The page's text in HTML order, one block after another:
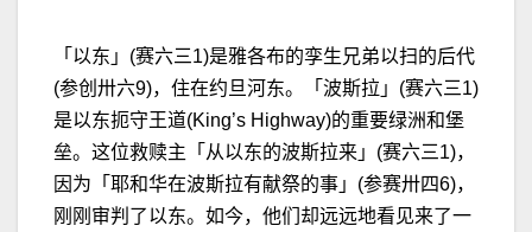
「以东」(赛六三1)是雅各布的孪生兄弟以扫的后代
(参创卅六9)，住在约旦河东。「波斯拉」(赛六三1)
是以东扼守王道(King’s Highway)的重要绿洲和堡
垒。这位救赎主「从以东的波斯拉来」(赛六三1)，
因为「耶和华在波斯拉有献祭的事」(参赛卅四6)，
刚刚审判了以东。如今，他们却远远地看见来了一